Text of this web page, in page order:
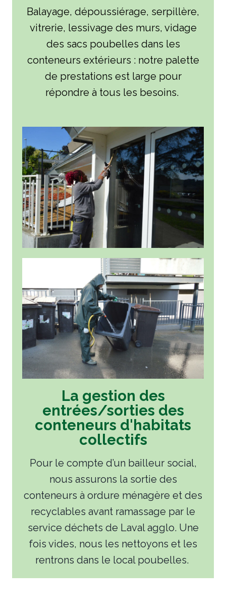
Balayage, dépoussiérage, serpillère,
vitrerie, lessivage des murs, vidage
des sacs poubelles dans les
conteneurs extérieurs : notre palette
de prestations est large pour
répondre à tous les besoins.
La gestion des
entrées/sorties des
conteneurs d'habitats
collectifs
Pour le compte d’un bailleur social,
nous assurons la sortie des
conteneurs à ordure ménagère et des
recyclables avant ramassage par le
service déchets de Laval agglo. Une
fois vides, nous les nettoyons et les
rentrons dans le local poubelles.